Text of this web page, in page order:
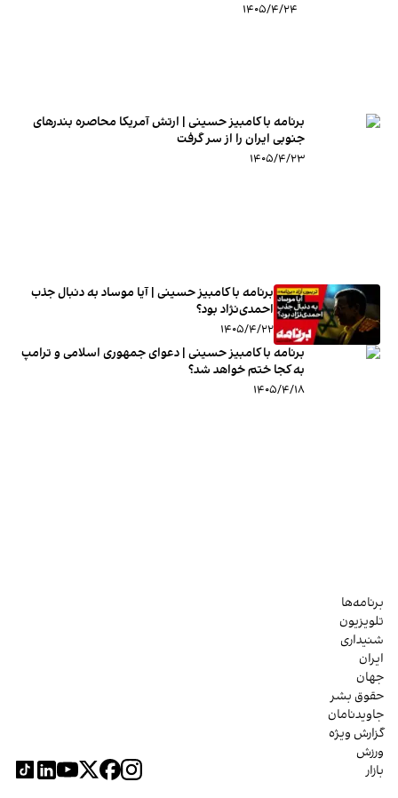
۱۴۰۵/۴/۲۴
برنامه با کامبیز حسینی | ارتش آمریکا محاصره بندرهای
جنوبی ایران را از سر گرفت
۱۴۰۵/۴/۲۳
برنامه با کامبیز حسینی | آیا موساد به دنبال جذب
احمدی‌نژاد بود؟
۱۴۰۵/۴/۲۲
برنامه با کامبیز حسینی | دعوای جمهوری اسلامی و ترامپ
به کجا ختم خواهد شد؟
۱۴۰۵/۴/۱۸
برنامه‌ها
تلویزیون
شنیداری
ایران
جهان
حقوق بشر
جاویدنامان
گزارش ویژه
ورزش
بازار